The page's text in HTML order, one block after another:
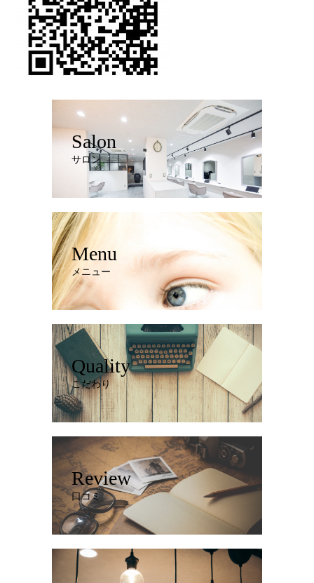
Salon
サロン
Menu
メニュー
Quality
こだわり
Review
口コミ